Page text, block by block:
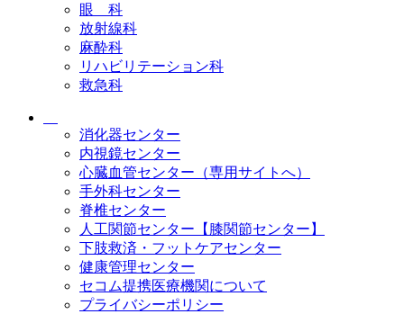
眼 科
放射線科
麻酔科
リハビリテーション科
救急科
消化器センター
内視鏡センター
心臓血管センター（専用サイトへ）
手外科センター
脊椎センター
人工関節センター【膝関節センター】
下肢救済・フットケアセンター
健康管理センター
セコム提携医療機関について
プライバシーポリシー